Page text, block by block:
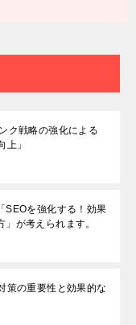
ク戦略の強化による
上」
SEOを強化する！効果
が考えられます。
策の重要性と効果的な